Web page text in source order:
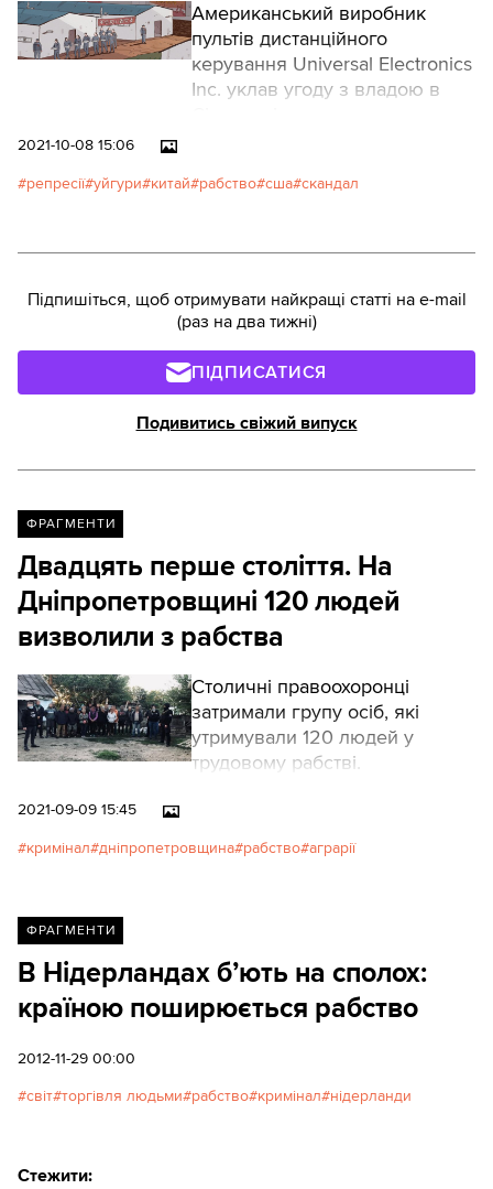
Американський виробник
пультів дистанційного
керування Universal Electronics
Inc. уклав угоду з владою в
що на півдні Китаю. У компанії
наймання як примусову
працю.
2021-10-08 15:06
репресії уйгури китай рабство сша скандал
Підпишіться, щоб отримувати найкращі статті на e-mail
(раз на два тижні)
ПІДПИСАТИСЯ
Подивитись свіжий випуск
ФРАГМЕНТИ
Двадцять перше століття. На
Дніпропетровщині 120 людей
визволили з рабства
Столичні правоохоронці
затримали групу осіб, які
утримували 120 людей у
трудовому рабстві.
2021-09-09 15:45
кримінал дніпропетровщина рабство аграрії
ФРАГМЕНТИ
В Нідерландах б’ють на сполох:
країною поширюється рабство
2012-11-29 00:00
світ торгівля людьми рабство кримінал нідерланди
Стежити: